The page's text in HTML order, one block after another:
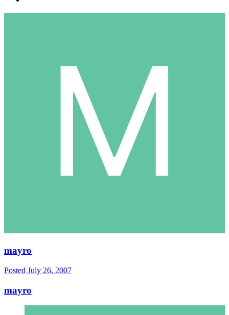
mayro
Posted July 26, 2007
mayro